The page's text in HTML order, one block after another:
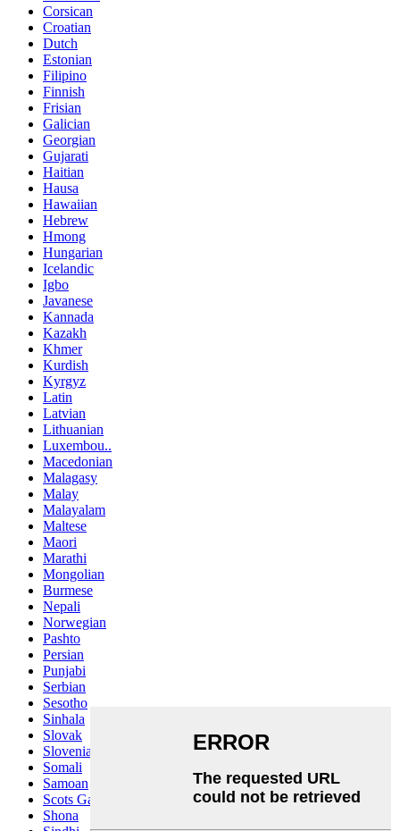
Corsican
Croatian
Dutch
Estonian
Filipino
Finnish
Frisian
Galician
Georgian
Gujarati
Haitian
Hausa
Hawaiian
Hebrew
Hmong
Hungarian
Icelandic
Igbo
Javanese
Kannada
Kazakh
Khmer
Kurdish
Kyrgyz
Latin
Latvian
Lithuanian
Luxembou..
Macedonian
Malagasy
Malay
Malayalam
Maltese
Maori
Marathi
Mongolian
Burmese
Nepali
Norwegian
Pashto
Persian
Punjabi
Serbian
Sesotho
Sinhala
Slovak
Slovenian
Somali
Samoan
Scots Gaelic
Shona